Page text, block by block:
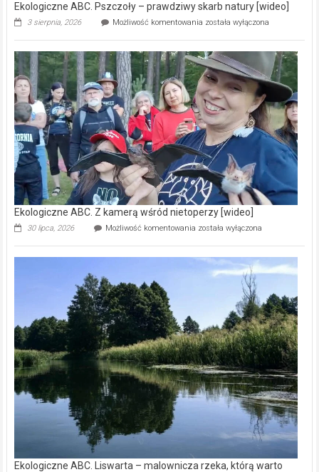
Ekologiczne ABC. Pszczoły – prawdziwy skarb natury [wideo]
3 sierpnia, 2026 Możliwość komentowania Ekologiczne
–
prawdziwy
skarb
natury
[wideo]
została wyłączona
Ekologiczne ABC. Z kamerą wśród nietoperzy [wideo]
30 lipca, 2026 Możliwość komentowania Ekologiczne
kamerą
wśród
została wyłączona
Ekologiczne ABC. Liswarta – malownicza rzeka, którą warto